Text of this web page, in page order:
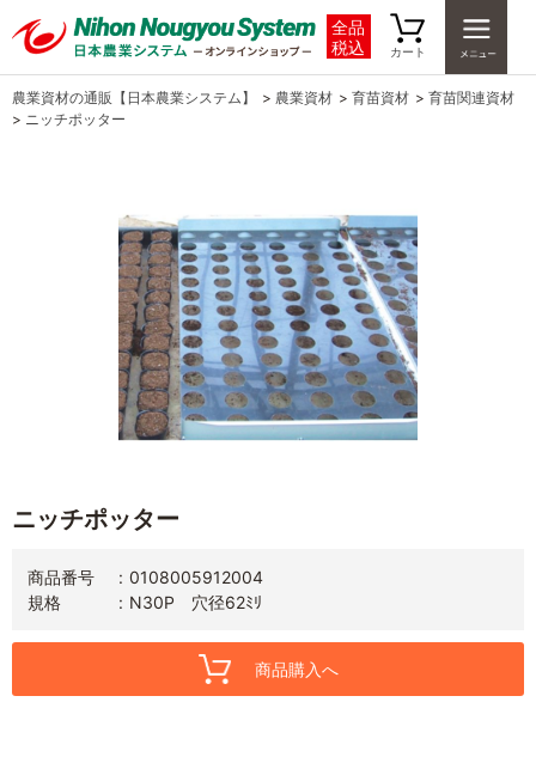
全品
税込
カート
農業資材の通販【日本農業システム】 > 農業資材 > 育苗資材 > 育苗関連資材
> ニッチポッター
ニッチポッター
商品番号
0108005912004
規格
N30P 穴径62ﾐﾘ
商品購入へ